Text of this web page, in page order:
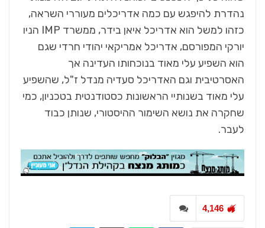
נהדרת להיפגש עם כמה אדריכלים מעוררי השראה,
כזהו למשל הוא אדריכל איאן בידר, ממשרד IMP הניו
יורקי המפורסם, אדריכל אמריקאי יהודי חרדי שגם
הוא השפיע עלי מאוד בנוכחותו העדינה אך
האסרטיבית וגם האדריכל סעדיה מנדל ז"ל, שהשפיע
עלי מאוד בשנותיי הראשונות כסטודנטית בטכניון, כמי
שחקרה את נושא השימור ההיסטורי, שנותן כבוד
לעבר.
4,146